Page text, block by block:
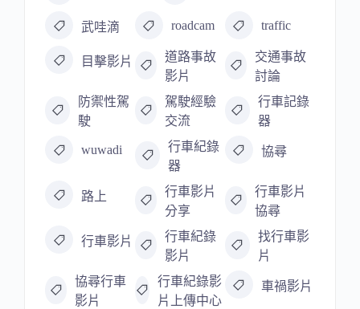
武哇滴 roadcam traffic
目擊影片
道路事故
影片
交通事故
討論
防禦性駕
駛
駕駛經驗
交流
行車記錄
器
wuwadi
行車紀錄
器
協尋
路上
行車影片
分享
行車影片
協尋
行車影片
行車紀錄
影片
找行車影
片
協尋行車
影片
行車紀錄影
片上傳中心
車禍影片